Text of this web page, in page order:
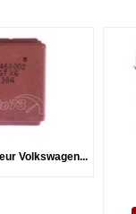
Volkswagen...